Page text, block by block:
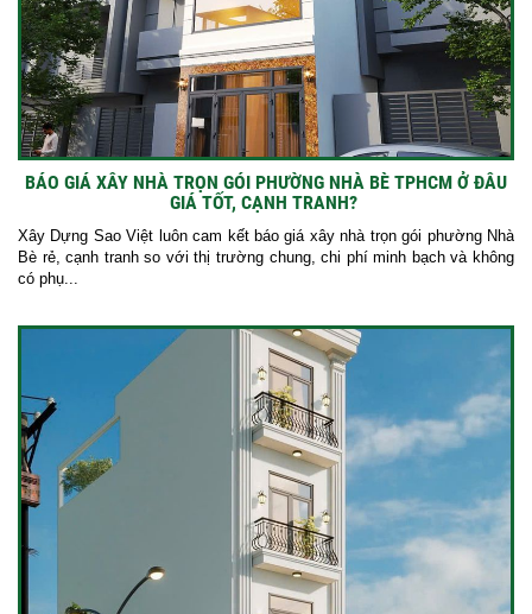
BÁO GIÁ XÂY NHÀ TRỌN GÓI PHƯỜNG NHÀ BÈ TPHCM Ở ĐÂU
GIÁ TỐT, CẠNH TRANH?
Xây Dựng Sao Việt luôn cam kết báo giá xây nhà trọn gói phường Nhà
Bè rẻ, cạnh tranh so với thị trường chung, chi phí minh bạch và không
có phụ...